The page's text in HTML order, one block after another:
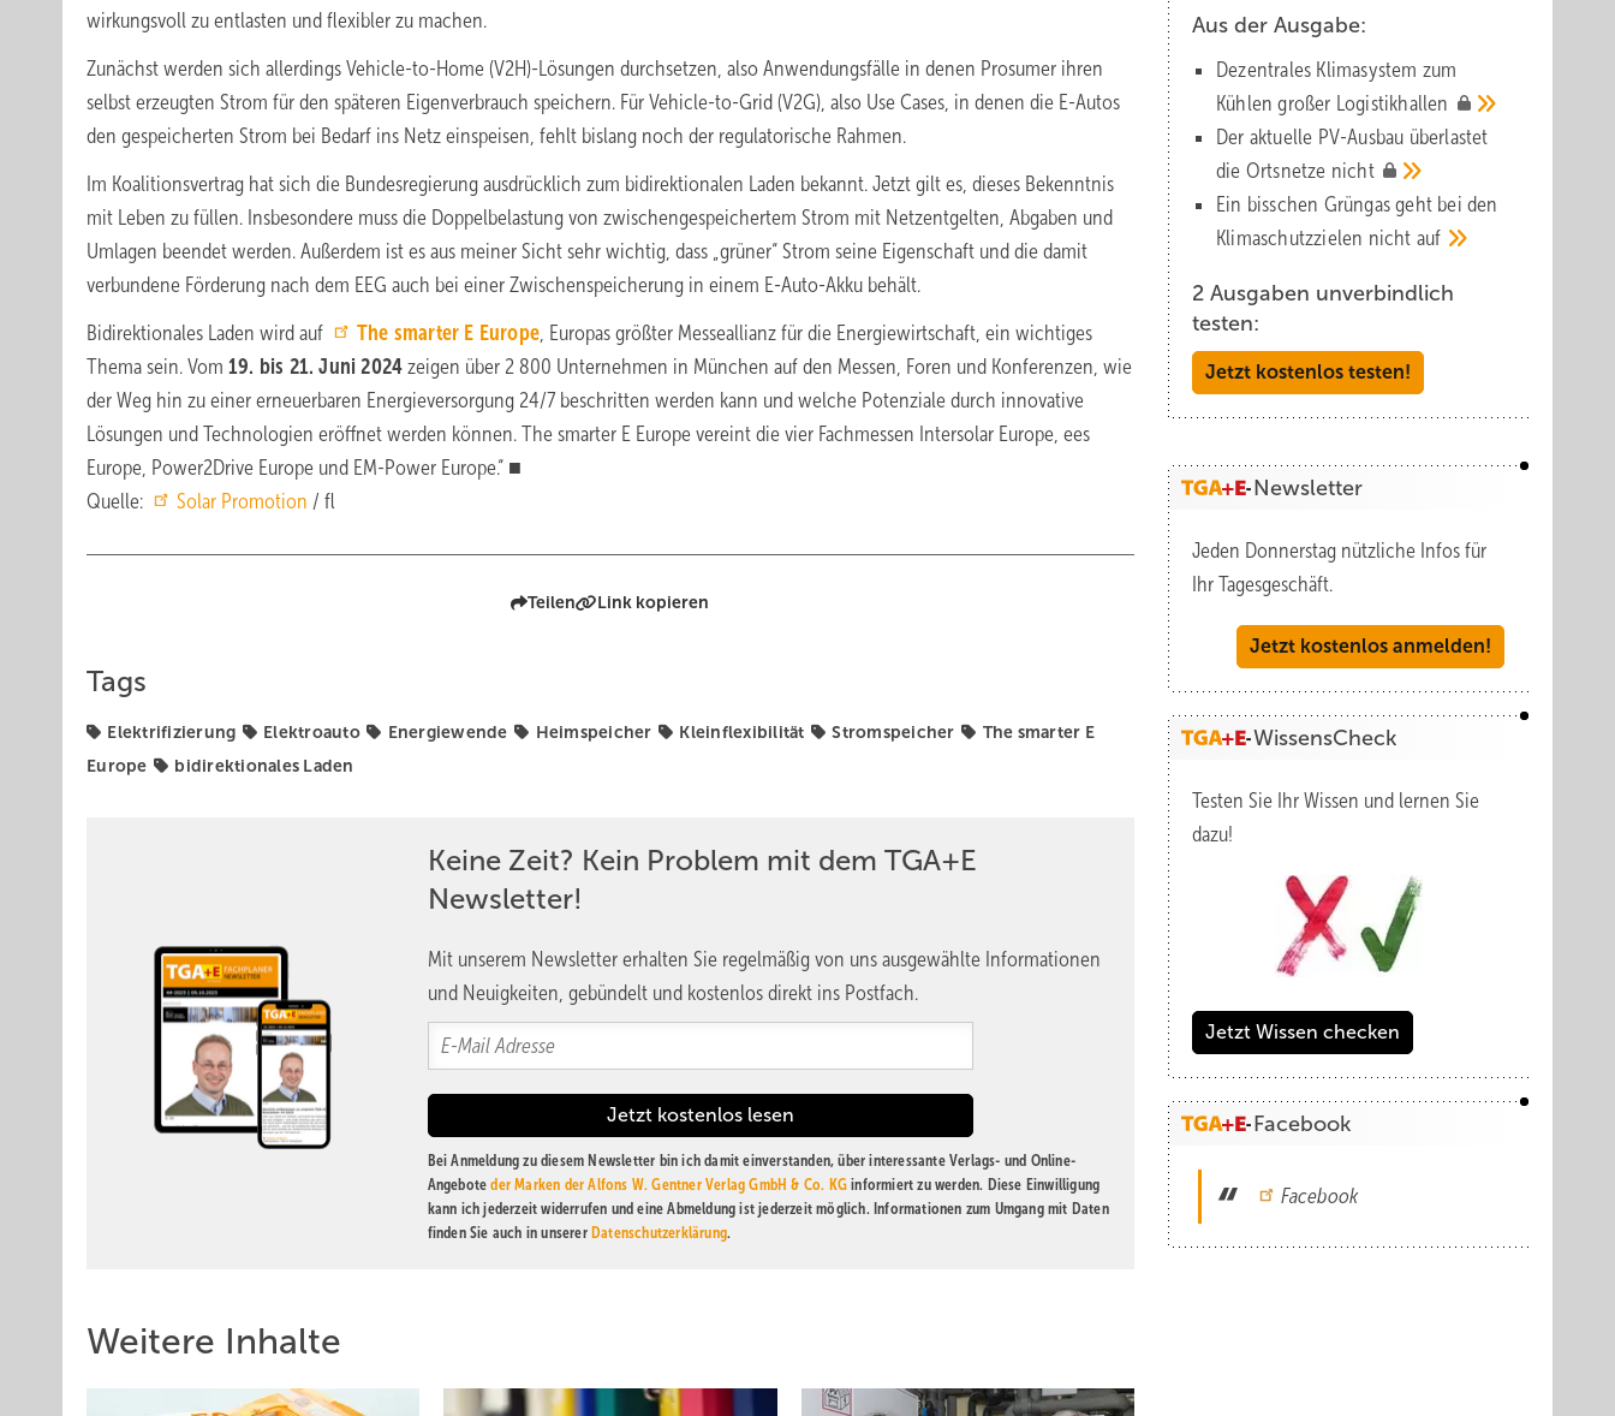
wirkungsvoll zu entlasten und flexibler zu machen.
Zunächst werden sich allerdings Vehicle-to-Home (V2H)-Lösungen durchsetzen, also Anwendungsfälle in denen Prosumer ihren
selbst erzeugten Strom für den späteren Eigenverbrauch speichern. Für Vehicle-to-Grid (V2G), also Use Cases, in denen die E-Autos
den gespeicherten Strom bei Bedarf ins Netz einspeisen, fehlt bislang noch der regulatorische Rahmen.
Im Koalitionsvertrag hat sich die Bundesregierung ausdrücklich zum bidirektionalen Laden bekannt. Jetzt gilt es, dieses Bekenntnis
mit Leben zu füllen. Insbesondere muss die Doppelbelastung von zwischengespeichertem Strom mit Netzentgelten, Abgaben und
Umlagen beendet werden. Außerdem ist es aus meiner Sicht sehr wichtig, dass „grüner“ Strom seine Eigenschaft und die damit
verbundene Förderung nach dem EEG auch bei einer Zwischenspeicherung in einem E-Auto-Akku behält.
Bidirektionales Laden wird auf
The smarter E Europe, Europas größter Messeallianz für die Energiewirtschaft, ein wichtiges
Thema sein. Vom 19. bis 21. Juni 2024 zeigen über 2 800 Unternehmen in München auf den Messen, Foren und Konferenzen, wie
der Weg hin zu einer erneuerbaren Energieversorgung 24/7 beschritten werden kann und welche Potenziale durch innovative
Lösungen und Technologien eröffnet werden können. The smarter E Europe vereint die vier Fachmessen Intersolar Europe, ees
Europe, Power2Drive Europe und EM-Power Europe.“ ■
Quelle:
Solar Promotion / fl
Teilen Link kopieren
Tags
Elektrifizierung Elektroauto Energiewende Heimspeicher Kleinflexibilität Stromspeicher
The smarter E
Europe
bidirektionales Laden
Keine Zeit? Kein Problem mit dem TGA+E
Newsletter!
Mit unserem Newsletter erhalten Sie regelmäßig von uns ausgewählte Informationen
und Neuigkeiten, gebündelt und kostenlos direkt ins Postfach.
Bei Anmeldung zu diesem Newsletter bin ich damit einverstanden, über interessante Verlags- und Online-
Angeboteder Marken der Alfons W. Gentner Verlag GmbH & Co. KG informiert zu werden. Diese Einwilligung
kann ich jederzeit widerrufen und eine Abmeldung ist jederzeit möglich. Informationen zum Umgang mit Daten
finden Sie auch in unserer Datenschutzerklärung.
Weitere Inhalte
Aus der Ausgabe:
Dezentrales Klimasystem zum
Kühlen großer Logistik­hallen
Der aktuelle PV-Ausbau über­lastet
die Orts­netze nicht
Ein bisschen Grüngas geht bei den
Klima­schutz­zielen nicht auf
2 Ausgaben unverbindlich
testen:
Jetzt kostenlos testen!
Newsletter
Jeden Donnerstag nützliche Infos für
Ihr Tagesgeschäft.
Jetzt kostenlos anmelden!
WissensCheck
Testen Sie Ihr Wissen und lernen Sie
dazu!
Jetzt Wissen checken
Facebook
Facebook